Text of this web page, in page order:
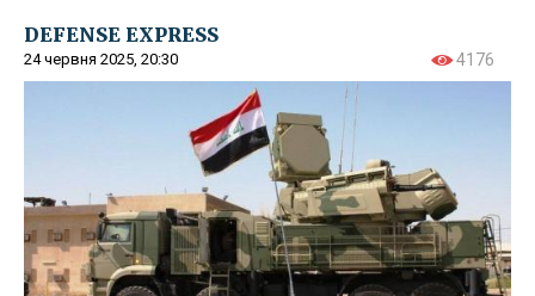
DEFENSE EXPRESS
24 червня 2025, 20:30 4176